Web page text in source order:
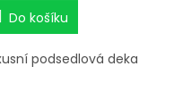
Do košíku
podsedlová deka